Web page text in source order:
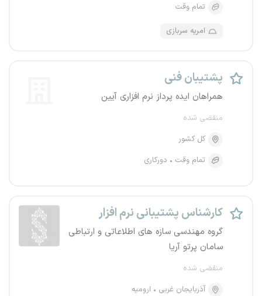
تمام وقت
امریه سربازی
پشتیبان فنی
همراهان ایده پرداز نرم افزاری آیین
منقضی شده
کل کشور
تمام وقت
دورکاری
کارشناس پشتیبانی نرم افزار
گروه مهندسی سازه های اطلاعاتی و ارتباطی
سامان پرتو آریا
منقضی شده
آذربایجان غربی
ارومیه